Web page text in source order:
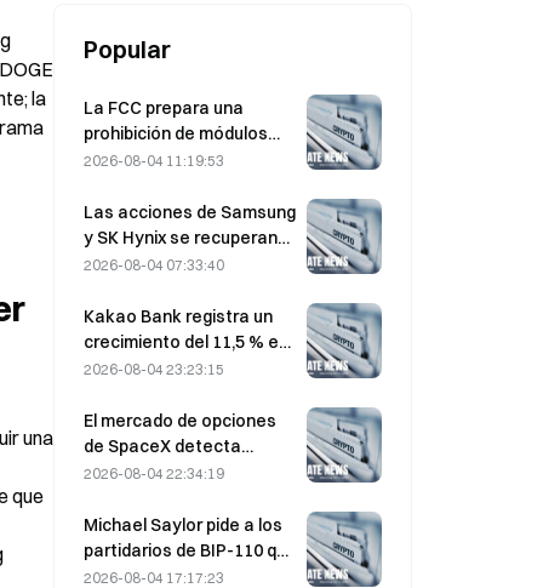
la
una
que
Popular
La FCC prepara una
prohibición de módulos
ópticos chinos para
se enfrenta a un impacto
del 27% en su cuota de
mercado
2026-08-04 11:19:53
Las acciones de Samsung
y SK Hynix se recuperan
de pérdidas del 5 % por las
2026-08-04 07:33:40
Kakao Bank registra un
crecimiento del 11,5 % en
el beneficio neto del
beneficio del primer
semestre alcanza un
máximo histórico
2026-08-04 23:23:15
El mercado de opciones
de SpaceX detecta
misteriosas posiciones
ejercicio de $330 $20M
antes del vencimiento del
viernes
2026-08-04 22:34:19
Michael Saylor pide a los
partidarios de BIP-110 que
«retiren su apoyo»
2026-08-04 17:17:23